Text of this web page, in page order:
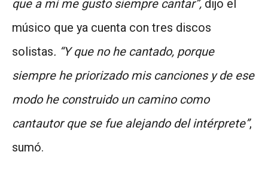
que a mí me gusto siempre cantar”, dijo el
músico que ya cuenta con tres discos
solistas. “Y que no he cantado, porque
siempre he priorizado mis canciones y de ese
modo he construido un camino como
cantautor que se fue alejando del intérprete”,
sumó.